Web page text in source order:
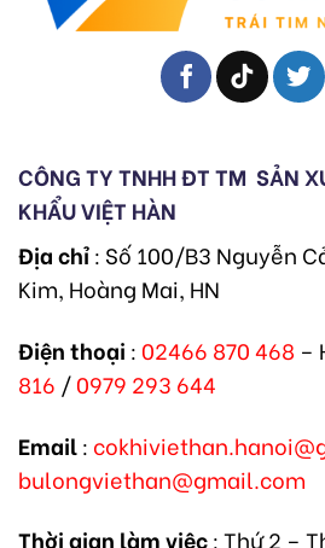
CÔNG TY TNHH ĐT TM SẢN
KHẨU VIỆT HÀN
Địa chỉ: Số 100/B3 Nguyễn
Kim, Hoàng Mai, HN
Điện thoại : 02466 870 468 –
816 /0979 293 644
Email:
bulongviethan@gmail.com
Thời gian làm việc: Thứ 2 –